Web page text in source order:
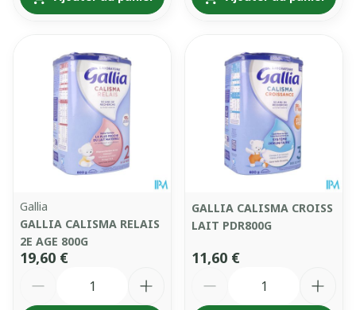
Gallia
GALLIA CALISMA RELAIS
2E AGE 800G
19,60 €
GALLIA CALISMA CROISS
LAIT PDR800G
11,60 €